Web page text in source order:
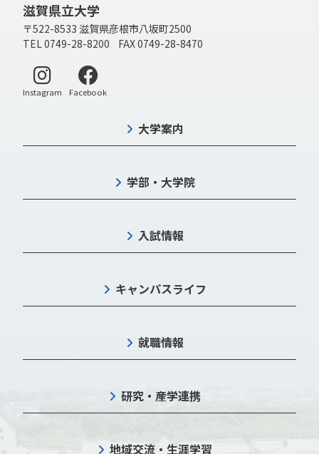
滋賀県立大学
〒522-8533 滋賀県彦根市八坂町2500
TEL 0749-28-8200 FAX 0749-28-8470
Instagram 別ウィンドウで開く
Facebook別ウィンドウで開く
大学案内
学部・大学院
入試情報
キャンパスライフ
就職情報
研究・産学連携
地域交流・生涯学習